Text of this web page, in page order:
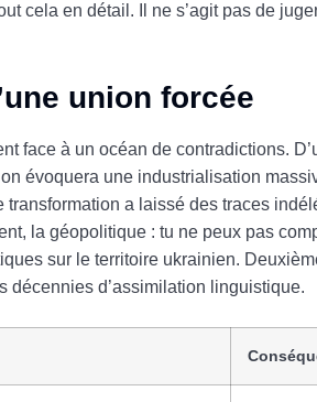
cela en détail. Il ne s’agit pas de
union forcée
face à un océan de contradictions.
évoquera une industrialisation
a laissé des traces
la géopolitique : tu ne peux pas
sur le territoire ukrainien.
décennies d’assimilation linguistique.